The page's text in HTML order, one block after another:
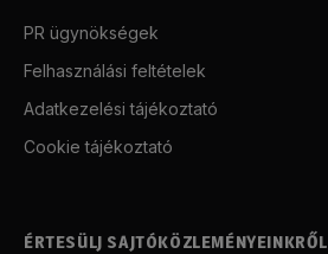
PR ügynökségek
Felhasználási feltételek
Adatkezelési tájékoztató
Cookie tájékoztató
ÉRTESÜLJ SAJTÓKÖZLEMÉNYEINKRŐL